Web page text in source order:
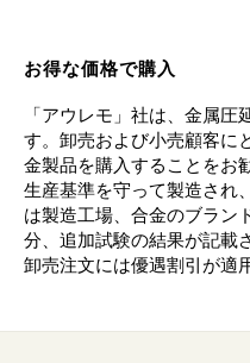
お得な価格で購入
「アウレモ」社は、金属
す。卸売および小売顧客に
金製品を購入することをお
生産基準を守って製造され
は製造工場、合金のブラン
分、追加試験の結果が記載
卸売注文には優遇割引が適